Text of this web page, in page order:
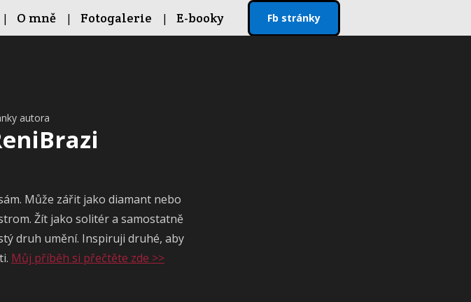
O mně Fotogalerie E-booky Fb stránky
autora
Může zářit jako diamant nebo
Žít jako solitér a samostatně
druh umění. Inspiruji druhé, aby
Můj příběh si přečtěte zde >>